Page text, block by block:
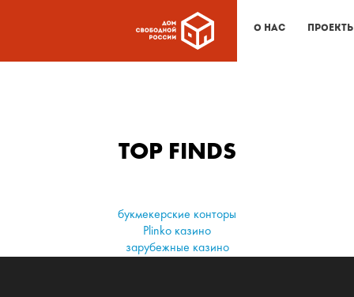
О нас
TOP FINDS
букмекерские конторы
Plinko казино
зарубежные казино